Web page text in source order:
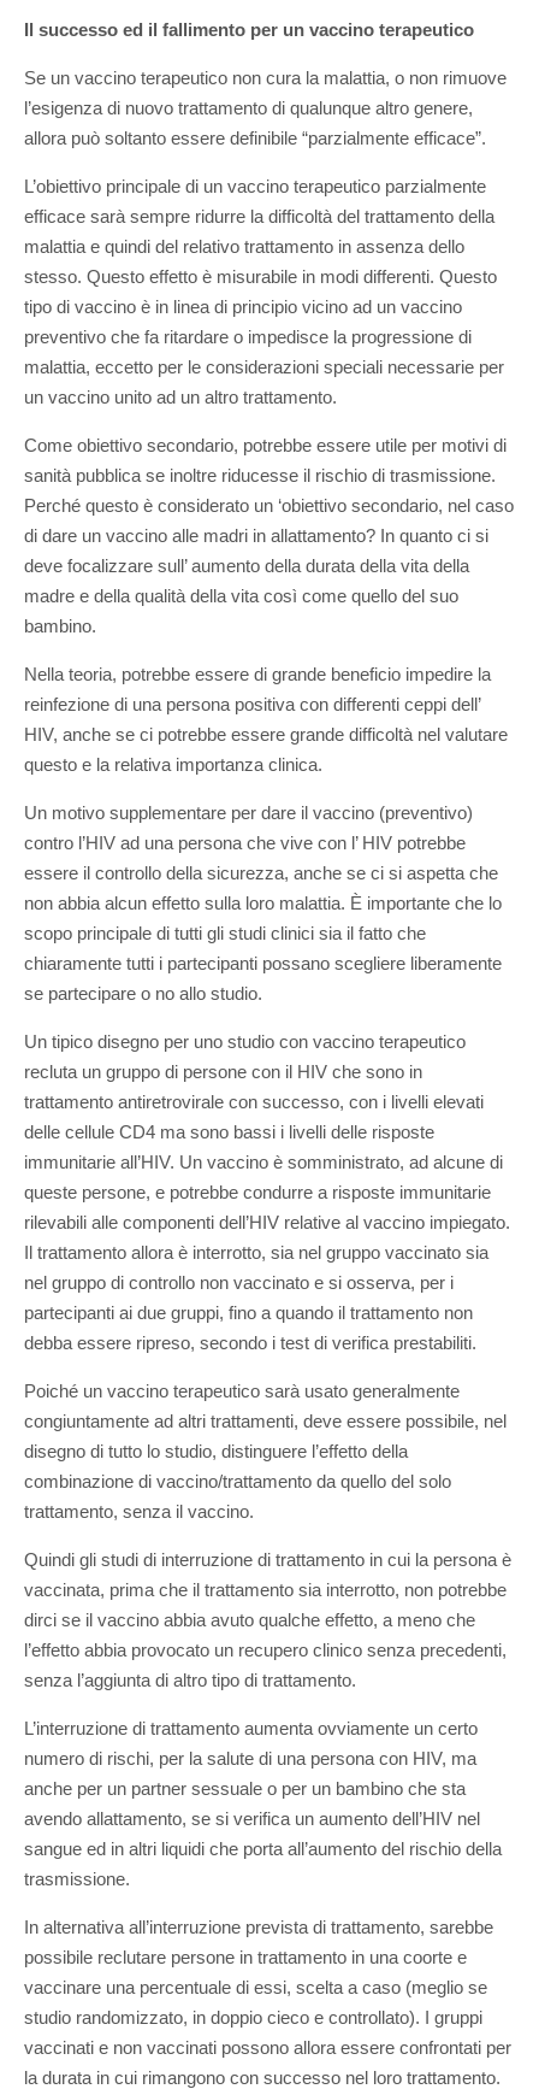
Il successo ed il fallimento per un vaccino terapeutico
Se un vaccino terapeutico non cura la malattia, o non rimuove
l’esigenza di nuovo trattamento di qualunque altro genere,
allora può soltanto essere definibile “parzialmente efficace”.
L’obiettivo principale di un vaccino terapeutico parzialmente
efficace sarà sempre ridurre la difficoltà del trattamento della
malattia e quindi del relativo trattamento in assenza dello
stesso. Questo effetto è misurabile in modi differenti. Questo
tipo di vaccino è in linea di principio vicino ad un vaccino
preventivo che fa ritardare o impedisce la progressione di
malattia, eccetto per le considerazioni speciali necessarie per
un vaccino unito ad un altro trattamento.
Come obiettivo secondario, potrebbe essere utile per motivi di
sanità pubblica se inoltre riducesse il rischio di trasmissione.
Perché questo è considerato un ‘obiettivo secondario, nel caso
di dare un vaccino alle madri in allattamento? In quanto ci si
deve focalizzare sull’ aumento della durata della vita della
madre e della qualità della vita così come quello del suo
bambino.
Nella teoria, potrebbe essere di grande beneficio impedire la
reinfezione di una persona positiva con differenti ceppi dell’
HIV, anche se ci potrebbe essere grande difficoltà nel valutare
questo e la relativa importanza clinica.
Un motivo supplementare per dare il vaccino (preventivo)
contro l’HIV ad una persona che vive con l’ HIV potrebbe
essere il controllo della sicurezza, anche se ci si aspetta che
non abbia alcun effetto sulla loro malattia. È importante che lo
scopo principale di tutti gli studi clinici sia il fatto che
chiaramente tutti i partecipanti possano scegliere liberamente
se partecipare o no allo studio.
Un tipico disegno per uno studio con vaccino terapeutico
recluta un gruppo di persone con il HIV che sono in
trattamento antiretrovirale con successo, con i livelli elevati
delle cellule CD4 ma sono bassi i livelli delle risposte
immunitarie all’HIV. Un vaccino è somministrato, ad alcune di
queste persone, e potrebbe condurre a risposte immunitarie
rilevabili alle componenti dell’HIV relative al vaccino impiegato.
Il trattamento allora è interrotto, sia nel gruppo vaccinato sia
nel gruppo di controllo non vaccinato e si osserva, per i
partecipanti ai due gruppi, fino a quando il trattamento non
debba essere ripreso, secondo i test di verifica prestabiliti.
Poiché un vaccino terapeutico sarà usato generalmente
congiuntamente ad altri trattamenti, deve essere possibile, nel
disegno di tutto lo studio, distinguere l’effetto della
combinazione di vaccino/trattamento da quello del solo
trattamento, senza il vaccino.
Quindi gli studi di interruzione di trattamento in cui la persona è
vaccinata, prima che il trattamento sia interrotto, non potrebbe
dirci se il vaccino abbia avuto qualche effetto, a meno che
l’effetto abbia provocato un recupero clinico senza precedenti,
senza l’aggiunta di altro tipo di trattamento.
L’interruzione di trattamento aumenta ovviamente un certo
numero di rischi, per la salute di una persona con HIV, ma
anche per un partner sessuale o per un bambino che sta
avendo allattamento, se si verifica un aumento dell’HIV nel
sangue ed in altri liquidi che porta all’aumento del rischio della
trasmissione.
In alternativa all’interruzione prevista di trattamento, sarebbe
possibile reclutare persone in trattamento in una coorte e
vaccinare una percentuale di essi, scelta a caso (meglio se
studio randomizzato, in doppio cieco e controllato). I gruppi
vaccinati e non vaccinati possono allora essere confrontati per
la durata in cui rimangono con successo nel loro trattamento.